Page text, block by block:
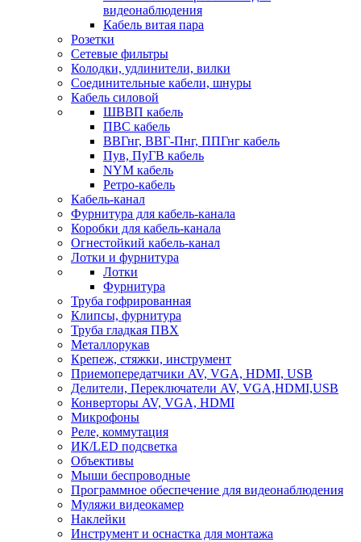
видеонаблюдения
Кабель витая пара
Розетки
Сетевые фильтры
Колодки, удлинители, вилки
Соединительные кабели, шнуры
Кабель силовой
ШВВП кабель
ПВС кабель
ВВГнг, ВВГ-Пнг, ППГнг кабель
Пув, ПуГВ кабель
NYM кабель
Ретро-кабель
Кабель-канал
Фурнитура для кабель-канала
Коробки для кабель-канала
Огнестойкий кабель-канал
Лотки и фурнитура
Лотки
Фурнитура
Труба гофрированная
Клипсы, фурнитура
Труба гладкая ПВХ
Металлорукав
Крепеж, стяжки, инструмент
Приемопередатчики AV, VGA, HDMI, USB
Делители, Переключатели AV, VGA,HDMI,USB
Конверторы AV, VGA, HDMI
Микрофоны
Реле, коммутация
ИК/LED подсветка
Объективы
Мыши беспроводные
Программное обеспечение для видеонаблюдения
Муляжи видеокамер
Наклейки
Инструмент и оснастка для монтажа